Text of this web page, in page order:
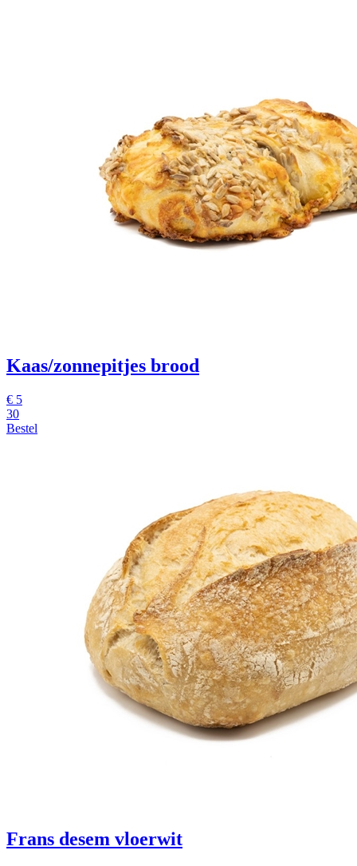
Kaas/zonnepitjes brood
€ 5
30
Bestel
Frans desem vloerwit